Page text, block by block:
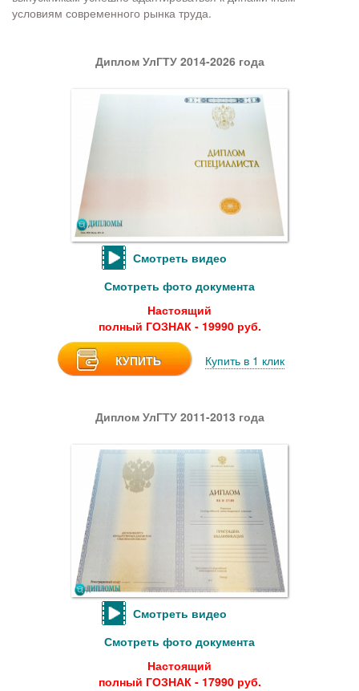
условиям современного рынка труда.
Диплом УлГТУ 2014-2026 года
Смотреть видео
Смотреть фото документа
Настоящий
полный ГОЗНАК - 19990 руб.
КУПИТЬ Купить в 1 клик
Диплом УлГТУ 2011-2013 года
Смотреть видео
Смотреть фото документа
Настоящий
полный ГОЗНАК - 17990 руб.